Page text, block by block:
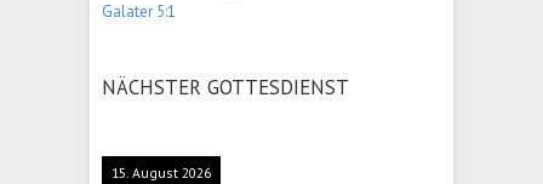
Galater 5:1
NÄCHSTER GOTTESDIENST
15. August 2026